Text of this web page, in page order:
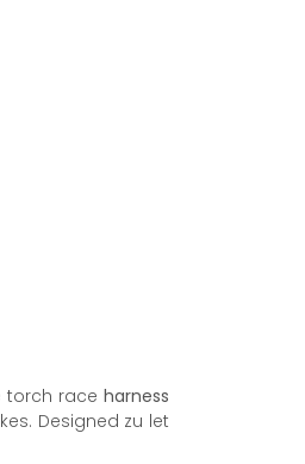
torch raceharness
Designed zu let